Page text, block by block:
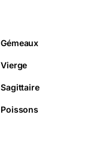
Gémeaux
Vierge
Sagittaire
Poissons